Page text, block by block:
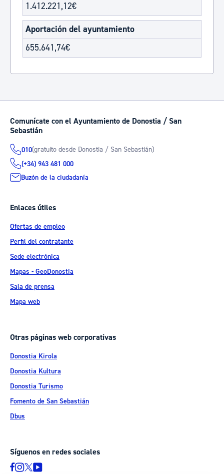
1.412.221,12€
Aportación del ayuntamiento
655.641,74€
Comunícate con el Ayuntamiento de Donostia / San
Sebastián
010(gratuito desde Donostia / San Sebastián)
(+34) 943 481 000
Buzón de la ciudadanía
Enlaces útiles
Ofertas de empleo
Perfil del contratante
Sede electrónica
Mapas - GeoDonostia
Sala de prensa
Mapa web
Otras páginas web corporativas
Donostia Kirola
Donostia Kultura
Donostia Turismo
Fomento de San Sebastián
Dbus
Síguenos en redes sociales